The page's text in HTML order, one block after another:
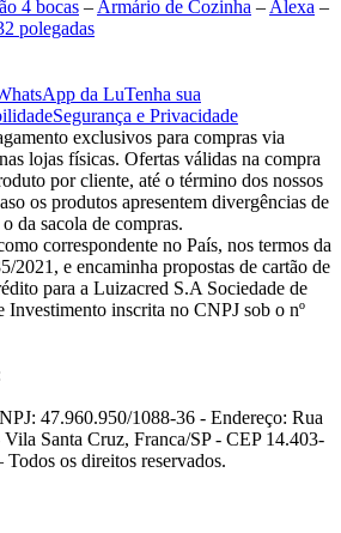
4 bocas –Armário de Cozinha –Alexa –
polegadas
da LuTenha sua
Segurança e Privacidade
exclusivos para compras via
lojas físicas. Ofertas válidas na compra
por cliente, até o término dos nossos
os produtos apresentem divergências de
da sacola de compras.
correspondente no País, nos termos da
2021, e encaminha propostas de cartão de
para a Luizacred S.A Sociedade de
Investimento inscrita no CNPJ sob o nº
47.960.950/1088-36 - Endereço: Rua
Santa Cruz, Franca/SP - CEP 14.403-
os direitos reservados.